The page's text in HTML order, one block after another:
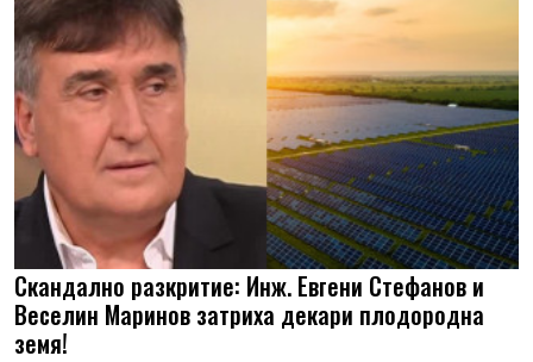
Скандално разкритие: Инж. Евгени Стефанов и
Веселин Маринов затриха декари плодородна
земя!